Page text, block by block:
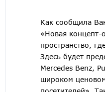
Как сообщила
«Новая концепт-
пространство,
Здесь будет
Mercedes Benz,
широком